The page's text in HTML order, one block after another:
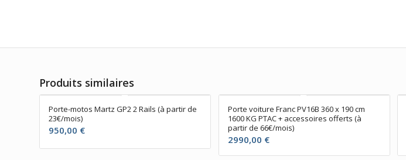
Produits similaires
Porte-motos Martz GP2 2 Rails (à partir de
23€/mois)
950,00 €
Porte voiture Franc PV16B 360 x 190 cm
1600 KG PTAC + accessoires offerts (à
partir de 66€/mois)
2990,00 €